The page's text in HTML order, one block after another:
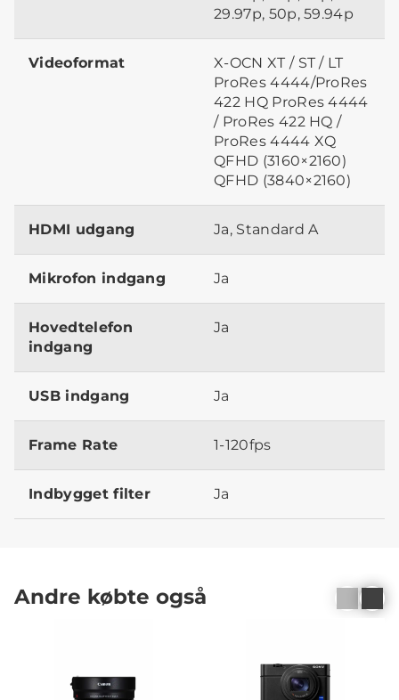
29.97p, 50p, 59.94p
Videoformat
X-OCN XT / ST / LT
ProRes 4444/ProRes
422 HQ ProRes 4444
/ ProRes 422 HQ /
ProRes 4444 XQ
QFHD (3160×2160)
QFHD (3840×2160)
HDMI udgang Ja, Standard A
Mikrofon indgang Ja
Hovedtelefon
indgang
Ja
USB indgang Ja
Frame Rate 1-120fps
Indbygget filter Ja
Andre købte også